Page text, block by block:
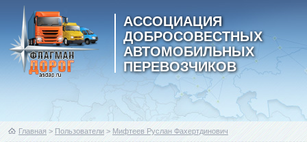
АССОЦИАЦИЯ
ДОБРОСОВЕСТНЫХ
АВТОМОБИЛЬНЫХ
ПЕРЕВОЗЧИКОВ
Главная > Пользователи > Мифтеев Руслан Фахертдинович